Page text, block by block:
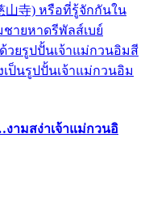
山寺) หรือที่รู้จักกันใน
ายหาดรีพัลส์เบย์
ด้วยรูปปั้นเจ้าแม่กวนอิมสี
ป็นรูปปั้นเจ้าแม่กวนอิม
งามสง่าเจ้าแม่กวนอิ